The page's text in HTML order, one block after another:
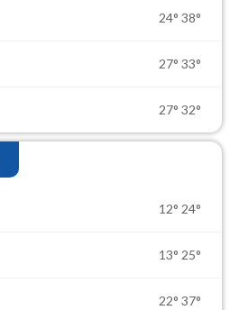
24° 38°
27° 33°
27° 32°
12° 24°
13° 25°
22° 37°